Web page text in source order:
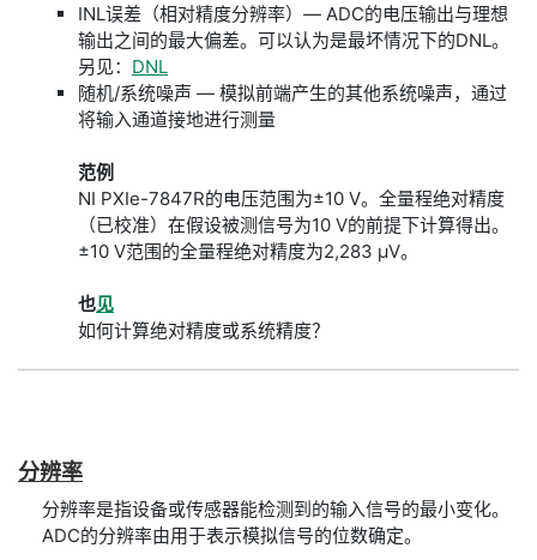
INL误差（相对精度分辨率）— ADC的电压输出与理想
输出之间的最大偏差。可以认为是最坏情况下的DNL。
另见： DNL
随机/系统噪声 — 模拟前端产生的其他系统噪声，通过
将输入通道接地进行测量
范例
NI PXIe-7847R的电压范围为±10 V。全量程绝对精度
（已校准）在假设被测信号为10 V的前提下计算得出。
±10 V范围的全量程绝对精度为2,283 µV。
也见
如何计算绝对精度或系统精度？
分辨率
分辨率是指设备或传感器能检测到的输入信号的最小变化。
ADC的分辨率由用于表示模拟信号的位数确定。